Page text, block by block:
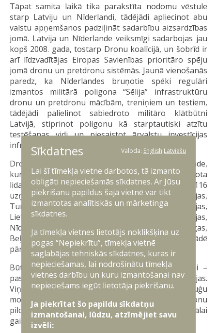
Tāpat samita laikā tika parakstīta nodomu vēstule
starp Latviju un Nīderlandi, tādējādi apliecinot abu
valstu apņemšanos padziļināt sadarbību aizsardzības
jomā. Latvija un Nīderlande veiksmīgi sadarbojas jau
kopš 2008. gada, tostarp Dronu koalīcijā, un šobrīd ir
arī līdzvadītājas Eiropas Savienības prioritāro spēju
jomā dronu un pretdronu sistēmās. Jaunā vienošanās
paredz, ka Nīderlandes bruņotie spēki regulāri
izmantos militārā poligona “Sēlija” infrastruktūru
dronu un pretdronu mācībām, treniņiem un testiem,
tādējādi palielinot sabiedroto militāro klātbūtni
Latvijā, stiprinot poligonu kā starptautiski atzītu
testēšanas vidi un piesaistot ārvalstu investīcijas
infrastruktūras attīstībai.
Dronu samita laikā notika arī uzņēmēju EXPO izstāde,
kur savas jaunākās un modernākās bezpilota
lidaparātu tehnoloģijas un inovācijas demonstrēja 116
uzņēmēji no 20 valstīm, tostarp Ukrainas, Polijas,
Turcijas, Kanādas, Vācijas, Lielbritānijas, Austrālijas,
Lietuvas, Norvēģijas, Igaunijas, Zviedrijas,
Nīderlandes, ASV, Itālijas, Izraēlas, Luksemburgas,
Beļģijas, Francijas un Čehijas. Latviju izstādē
pārstāvēja 30 tehnoloģiju ražotāji.
Būtiska loma tika atvēlēta arī jauniešu iesaistei –
pasākumā piedalījās 80 jaunsargi no visas Latvijas.
Viņiem bija iespēja darboties bezpilota gaisa kuģu
montāžas darbnīcā, kā arī izmēģināt spēkus dronu
pilotēšanā – no darbībām simulatoros līdz pat reālai
gaisa kuģu pacelšanai un nolaišanai.
Sīkdatnes Valoda: English Latviešu
Lai šī tīmekļa vietne darbotos, tā izmanto
obligāti nepieciešamās sīkdatnes. Ar Jūsu
piekrišanu papildus šajā vietnē var tikt
izmantotas analītiskās un mārketinga
sīkdatnes.
Ja tīmekļa vietnes lietotājs noklikšķina uz
pogas “Nepiekrītu”, tīmekļa vietnē
saglabājas tehniskās sīkdatnes, kuras ir
nepieciešamas, lai nodrošinātu tīmekļa
vietnes darbību un kuru izmantošanai nav
nepieciešams iegūt lietotāja piekrišanu.
Ja piekrītat šo papildu sīkdatņu
izmantošanai, lūdzu, atzīmējiet savu
izvēli: